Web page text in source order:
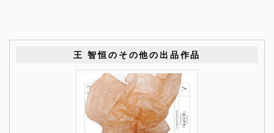
王 智恒のその他の出品作品